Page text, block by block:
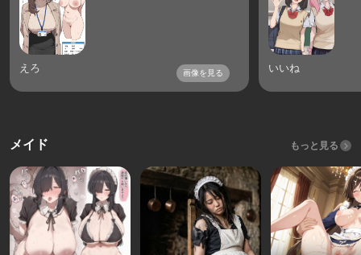
えろ 画像を見る いいね
メイド もっと見る